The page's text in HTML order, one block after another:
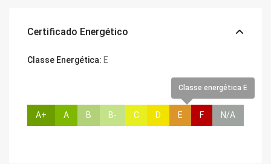
Certificado Energético
Classe Energética: E
A+ A B B- C D
Classe energética E
E F N/A